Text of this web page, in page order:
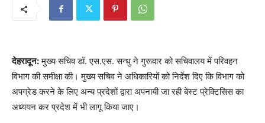
देहरादून:मुख्य सचिव डॉ. एस.एस. सन्धु ने गुरूवार को सचिवालय में परिवहन
विभाग की समीक्षा की। मुख्य सचिव ने अधिकारियों को निर्देश दिए कि विभाग को
अपग्रेड करने के लिए अन्य प्रदेशों द्वारा अपनायी जा रही बेस्ट प्रेक्टिसिस का
अध्ययन कर प्रदेश में भी लागू किया जाए।